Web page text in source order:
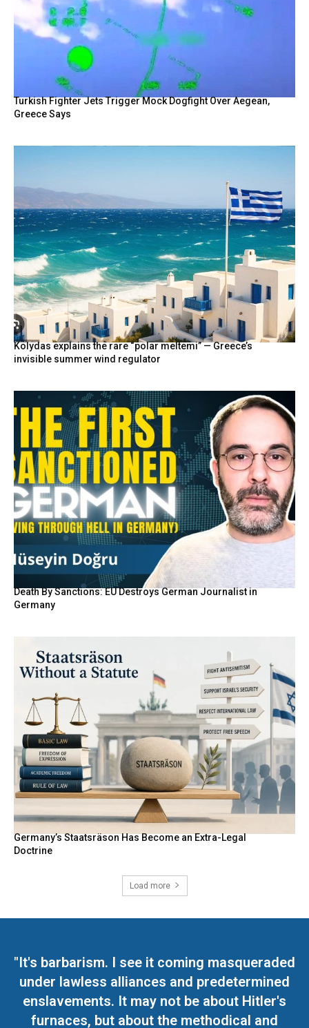
Turkish Fighter Jets Trigger Mock Dogfight Over Aegean,
Greece Says
Kolydas explains the rare “polar meltemi” — Greece’s
invisible summer wind regulator
Death By Sanctions: EU Destroys German Journalist in
Germany
Germany’s Staatsräson Has Become an Extra-Legal
Doctrine
Load more
"It's barbarism. I see it coming masqueraded
under lawless alliances and predetermined
enslavements. It may not be about Hitler's
furnaces, but about the methodical and